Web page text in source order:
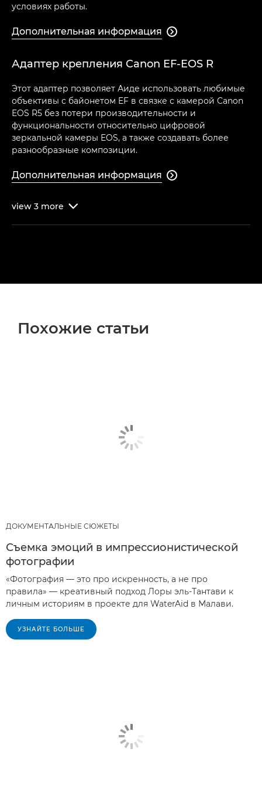
условиях работы.
Дополнительная информация 
Адаптер крепления Canon EF-EOS R
Этот адаптер позволяет Аиде использовать любимые
объективы с байонетом EF в связке с камерой Canon
EOS R5 без потери производительности и
функциональности относительно цифровой
зеркальной камеры EOS, а также создавать более
разнообразные композиции.
Дополнительная информация 
view 3 more 
Похожие статьи
ДОКУМЕНТАЛЬНЫЕ СЮЖЕТЫ
Съемка эмоций в импрессионистической
фотографии
«Фотография — это про искренность, а не про
правила» — креативный подход Лоры эль-Тантави к
личным историям в проекте для WaterAid в Малави.
УЗНАЙТЕ БОЛЬШЕ